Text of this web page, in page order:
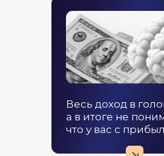
Весь доход в
а в итоге не
что у вас с